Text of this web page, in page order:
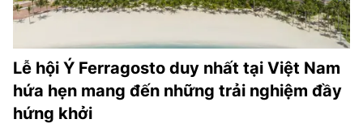
Lễ hội Ý Ferragosto duy nhất tại Việt Nam
hứa hẹn mang đến những trải nghiệm đầy
hứng khởi